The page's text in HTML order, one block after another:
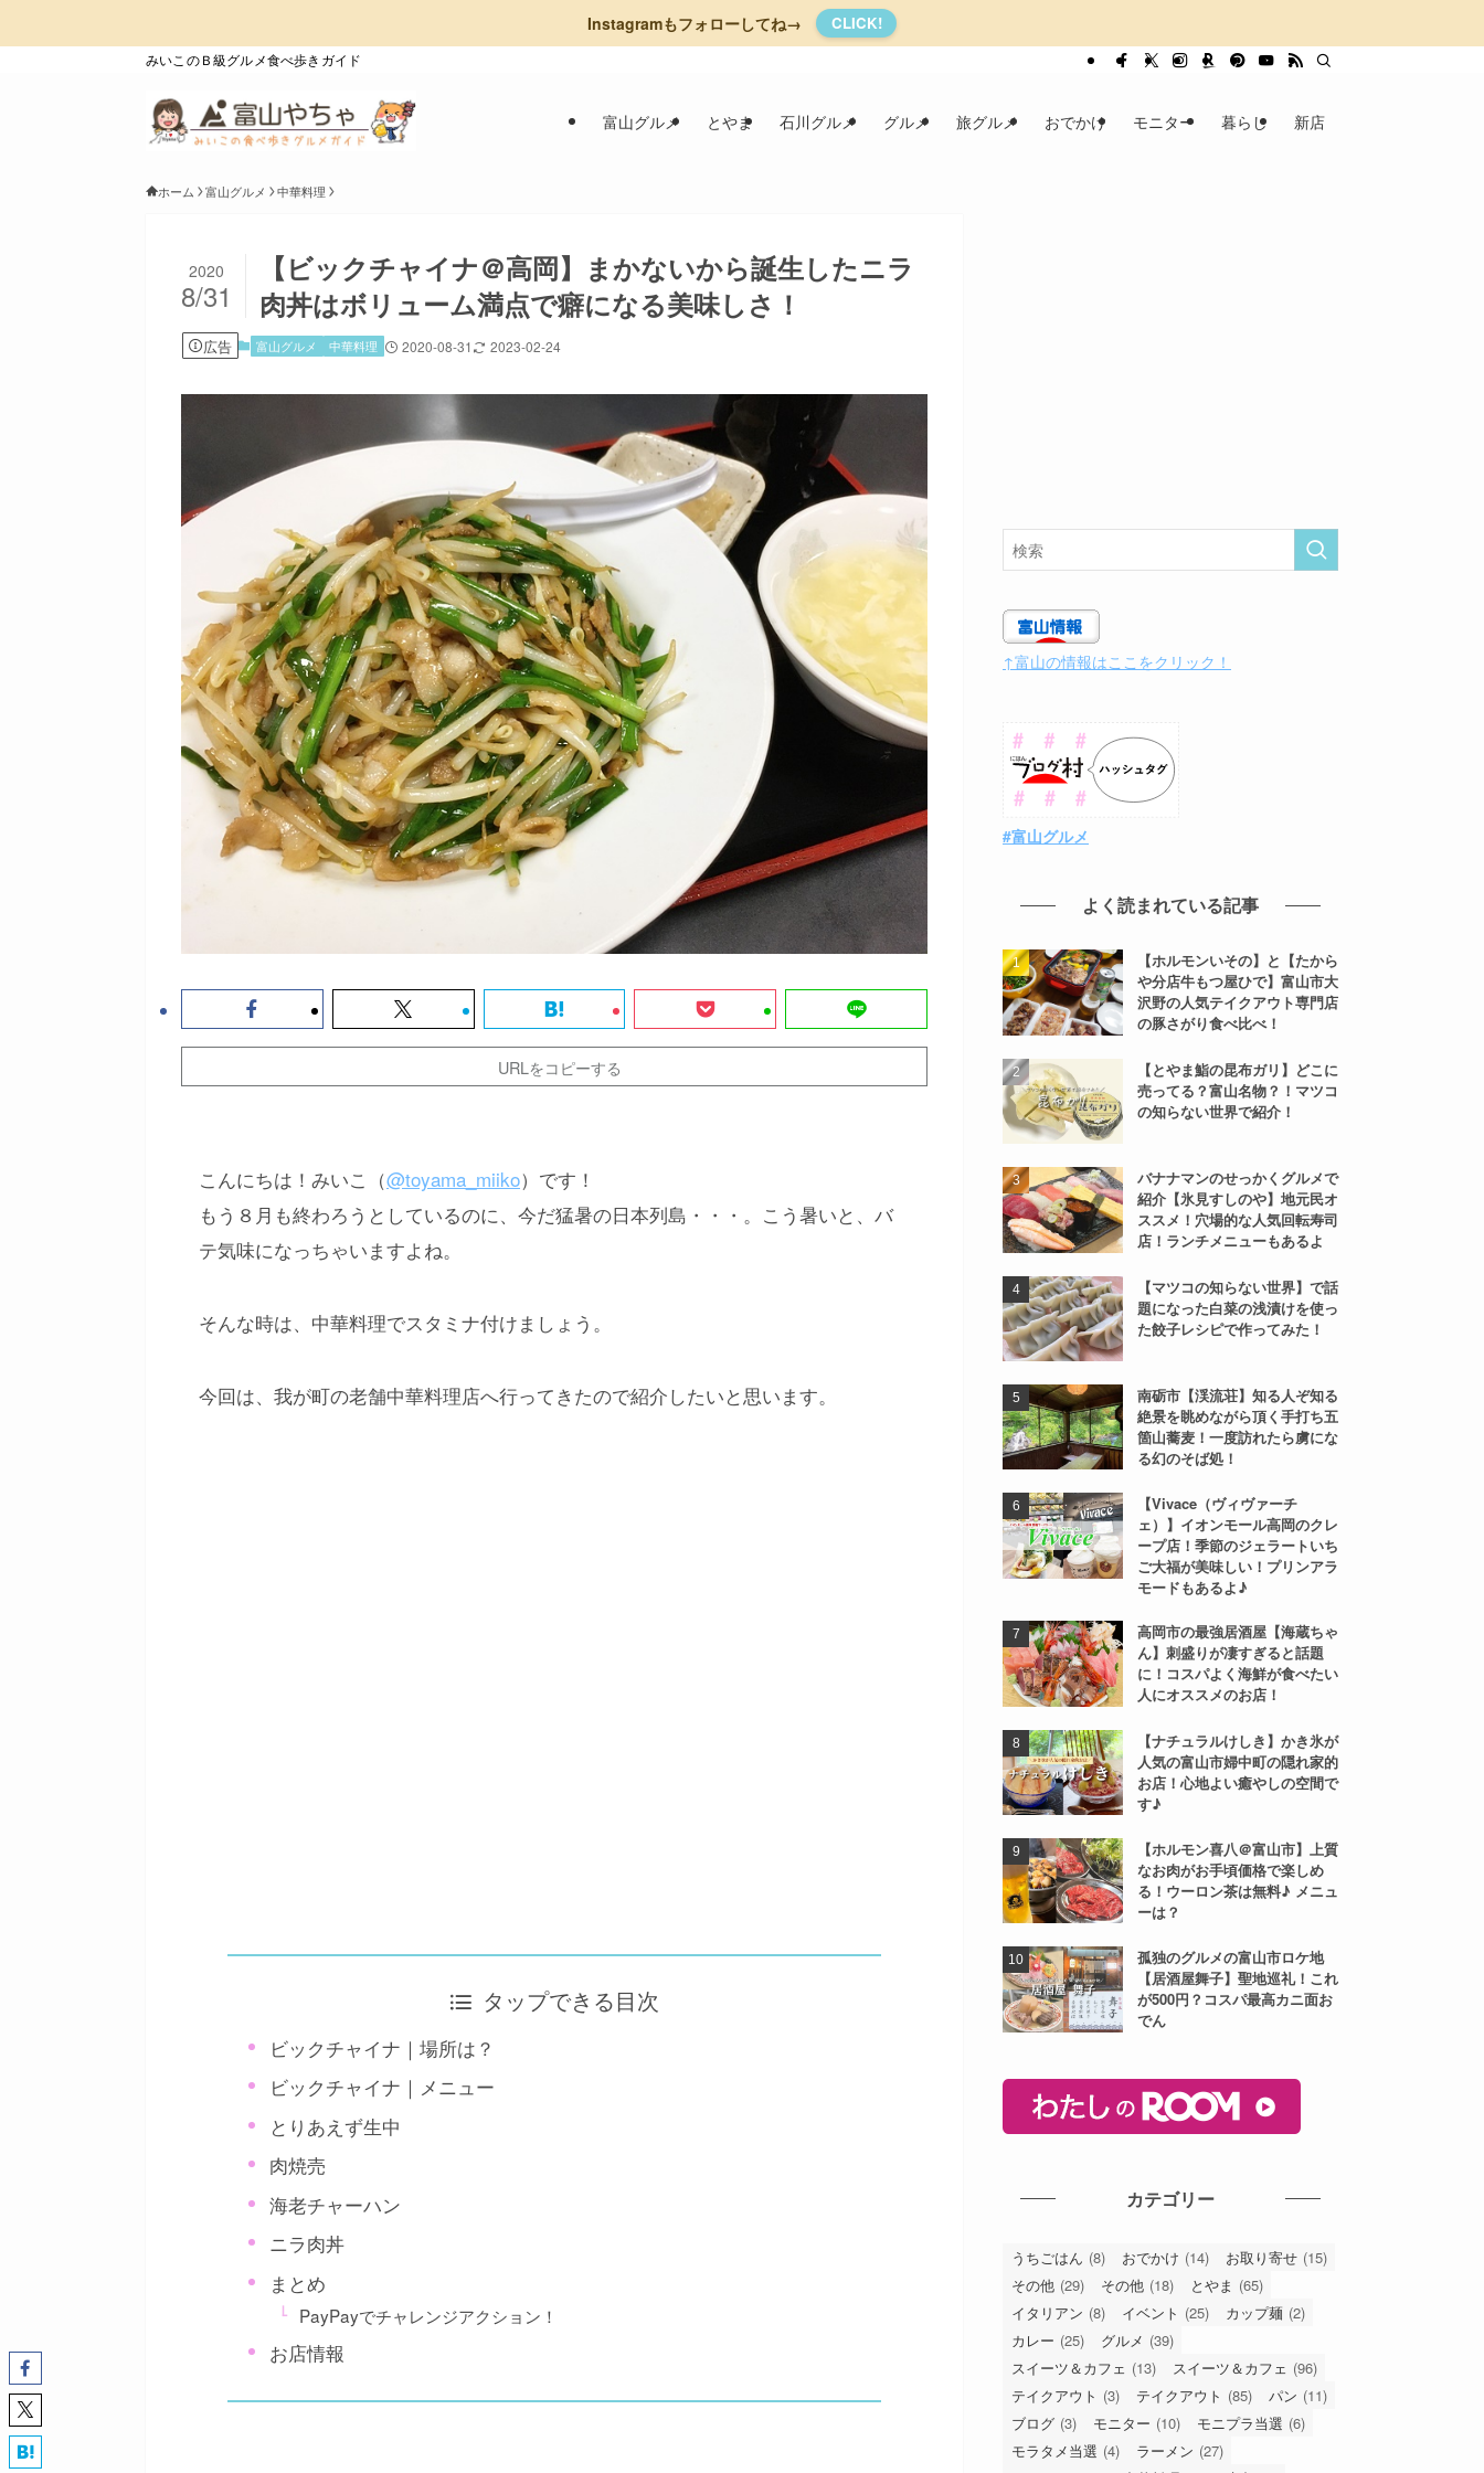
Instagramもフォローしてね→ CLICK!
みいこのＢ級グルメ食べ歩きガイド
富山グルメ とやま 石川グルメ グルメ 旅グルメ おでかけ モニター 暮らし 新店
ホーム 富山グルメ 中華料理
【ビックチャイナ＠高岡】まかないから誕生したニラ
肉丼はボリューム満点で癖になる美味しさ！
2020
8/31
広告 富山グルメ 中華料理 2020-08-31 2023-02-24
URLをコピーする
こんにちは！みいこ（@toyama_miiko）です！
もう８月も終わろうとしているのに、今だ猛暑の日本列島・・・。こう暑いと、バ
テ気味になっちゃいますよね。
そんな時は、中華料理でスタミナ付けましょう。
今回は、我が町の老舗中華料理店へ行ってきたので紹介したいと思います。
タップできる目次
ビックチャイナ｜場所は？
ビックチャイナ｜メニュー
とりあえず生中
肉焼売
海老チャーハン
ニラ肉丼
まとめ
PayPayでチャレンジアクション！
お店情報
↑富山の情報はここをクリック！
#富山グルメ
よく読まれている記事
【ホルモンいその】と【たから
や分店牛もつ屋ひで】富山市大
沢野の人気テイクアウト専門店
の豚さがり食べ比べ！
【とやま鮨の昆布ガリ】どこに
売ってる？富山名物？！マツコ
の知らない世界で紹介！
バナナマンのせっかくグルメで
紹介【氷見すしのや】地元民オ
ススメ！穴場的な人気回転寿司
店！ランチメニューもあるよ
【マツコの知らない世界】で話
題になった白菜の浅漬けを使っ
た餃子レシピで作ってみた！
南砺市【渓流荘】知る人ぞ知る
絶景を眺めながら頂く手打ち五
箇山蕎麦！一度訪れたら虜にな
る幻のそば処！
【Vivace（ヴィヴァーチ
ェ）】イオンモール高岡のクレ
ープ店！季節のジェラートいち
ご大福が美味しい！プリンアラ
モードもあるよ♪
高岡市の最強居酒屋【海蔵ちゃ
ん】刺盛りが凄すぎると話題
に！コスパよく海鮮が食べたい
人にオススメのお店！
【ナチュラルけしき】かき氷が
人気の富山市婦中町の隠れ家的
お店！心地よい癒やしの空間で
す♪
【ホルモン喜八＠富山市】上質
なお肉がお手頃価格で楽しめ
る！ウーロン茶は無料♪ メニュ
ーは？
孤独のグルメの富山市ロケ地
【居酒屋舞子】聖地巡礼！これ
が500円？コスパ最高カニ面お
でん
カテゴリー
うちごはん (8) おでかけ (14) お取り寄せ (15)
その他 (29) その他 (18) とやま (65)
イタリアン (8) イベント (25) カップ麺 (2)
カレー (25) グルメ (39)
スイーツ＆カフェ (13) スイーツ＆カフェ (96)
テイクアウト (3) テイクアウト (85) パン (11)
ブログ (3) モニター (10) モニプラ当選 (6)
モラタメ当選 (4) ラーメン (27)